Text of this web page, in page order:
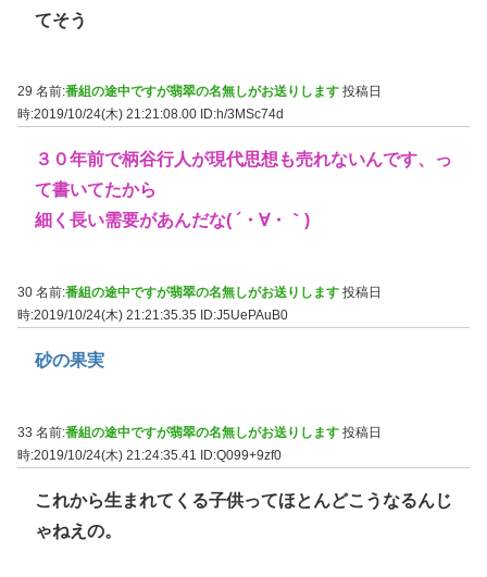
てそう
29 名前:番組の途中ですが翡翠の名無しがお送りします 投稿日
時:2019/10/24(木) 21:21:08.00 ID:h/3MSc74d
３０年前で柄谷行人が現代思想も売れないんです、っ
て書いてたから
細く長い需要があんだな( ´・∀・｀)
30 名前:番組の途中ですが翡翠の名無しがお送りします 投稿日
時:2019/10/24(木) 21:21:35.35
ID:J5UePAuB0
砂の果実
33 名前:番組の途中ですが翡翠の名無しがお送りします 投稿日
時:2019/10/24(木) 21:24:35.41 ID:Q099+9zf0
これから生まれてくる子供ってほとんどこうなるんじ
ゃねえの。